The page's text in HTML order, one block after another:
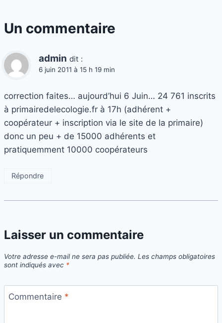
Un commentaire
admin dit :
6 juin 2011 à 15 h 19 min
correction faites… aujourd’hui 6 Juin… 24 761 inscrits
à primairedelecologie.fr à 17h (adhérent +
coopérateur + inscription via le site de la primaire)
donc un peu + de 15000 adhérents et
pratiquemment 10000 coopérateurs
Répondre
Laisser un commentaire
Votre adresse e-mail ne sera pas publiée. Les champs obligatoires
sont indiqués avec *
Commentaire *